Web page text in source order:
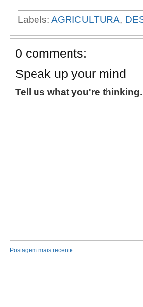
Labels: AGRICULTURA,
0 comments:
Speak up your mind
Tell us what you're
Postagem mais recente